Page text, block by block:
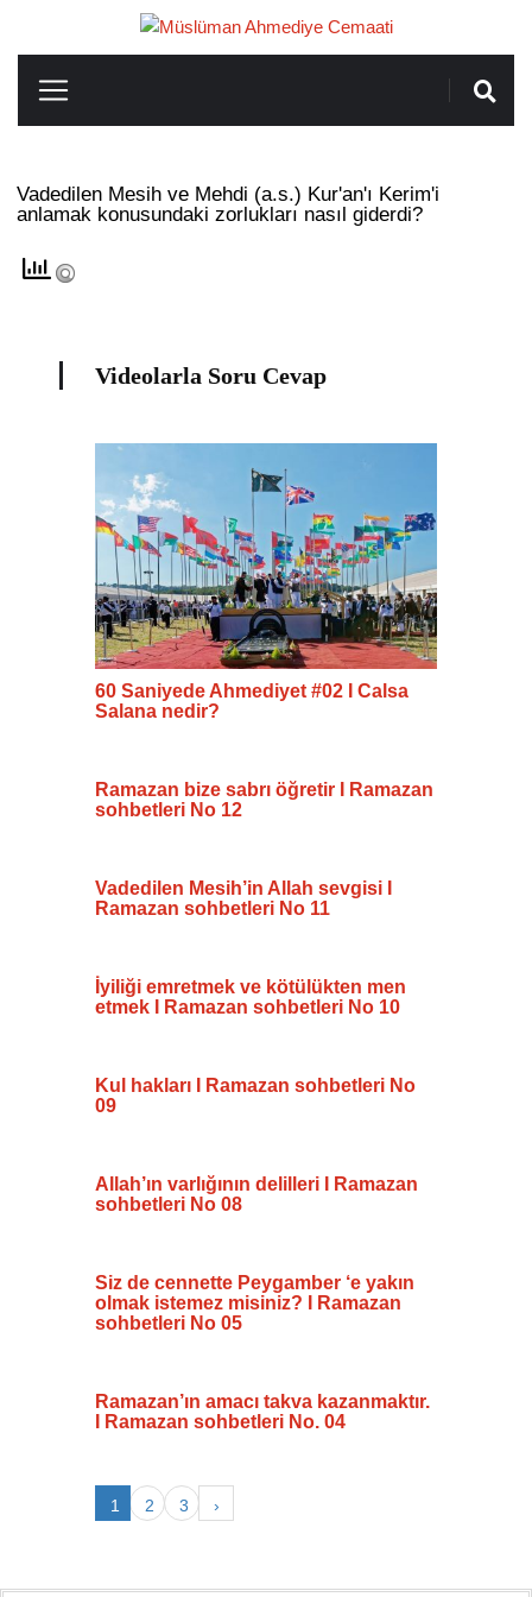
Vadedilen Mesih ve Mehdi (a.s.) Kur'an'ı Kerim'i
anlamak konusundaki zorlukları nasıl giderdi?
Videolarla Soru Cevap
60 Saniyede Ahmediyet #02 I Calsa
Salana nedir?
Ramazan bize sabrı öğretir I Ramazan
sohbetleri No 12
Vadedilen Mesih’in Allah sevgisi I
Ramazan sohbetleri No 11
İyiliği emretmek ve kötülükten men
etmek I Ramazan sohbetleri No 10
Kul hakları I Ramazan sohbetleri No
09
Allah’ın varlığının delilleri I Ramazan
sohbetleri No 08
Siz de cennette Peygamber ‘e yakın
olmak istemez misiniz? I Ramazan
sohbetleri No 05
Ramazan’ın amacı takva kazanmaktır.
I Ramazan sohbetleri No. 04
1 2 3 ›